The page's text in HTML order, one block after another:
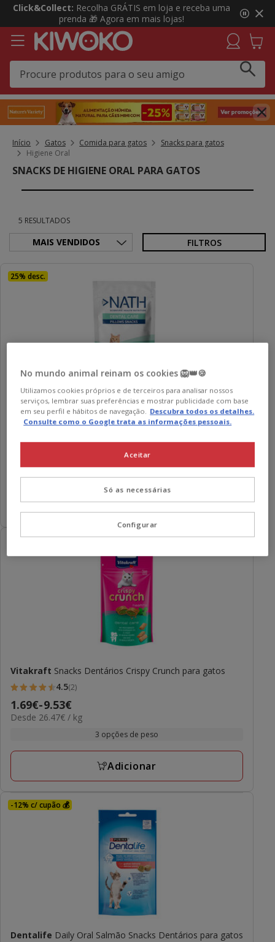
2
3,
mensagem,
Click&Collect: Recolha GRÁTIS em loja e receba uma
prenda 🎁 Agora em mais lojas!
Início Gatos Comida para gatos
Snacks para gatos
Higiene Oral
SNACKS DE HIGIENE ORAL PARA GATOS
5 RESULTADOS
FILTROS
25% desc.
NathSnacks Dentários para gatos
estrelas
5(5)
Preço
2.29€
12.64€
2.29€-12.64€
4 opções de peso
Adicionar
-12% c/ cupão 💰
Vitakraft Snacks Dentários Crispy Crunch para gatos
4.5
estrelas
com
avaliações
4.5(2)
Preço
de
a
1.69€-9.53€
26.47€
Desde 26.47€ / kg
3 opções de peso
Adicionar
-12% c/ cupão 💰
Dentalife Daily Oral Salmão Snacks Dentários para gatos
No mundo animal reinam os cookies 🦁👑🍪
Utilizamos cookies próprios e de terceiros para analisar nossos
serviços, lembrar suas preferências e mostrar publicidade com base
em seu perfil e hábitos de navegação. Descubra todos os detalhes.
Consulte como o Google trata as informações pessoais.
Só as necessárias
Aceitar
Configurar